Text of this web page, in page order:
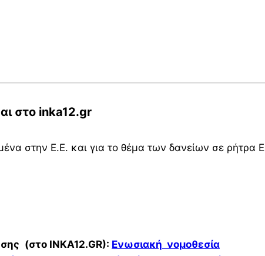
στο inka12.gr
στην Ε.Ε. και για το θέμα των δανείων σε ρήτρα
(στο INKA12.GR): Ενωσιακή νομοθεσία